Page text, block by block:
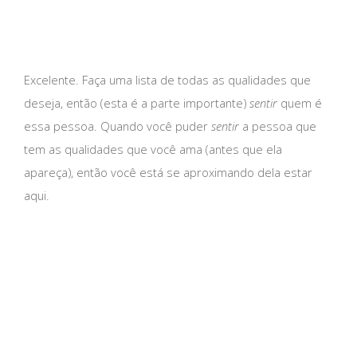
Excelente. Faça uma lista de todas as qualidades que
deseja, então (esta é a parte importante) sentir quem é
essa pessoa. Quando você puder sentir a pessoa que
tem as qualidades que você ama (antes que ela
apareça), então você está se aproximando dela estar
aqui.